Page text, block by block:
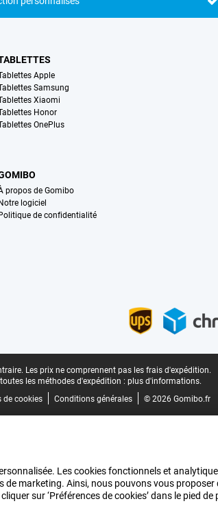
Apple
Samsung
Xiaomi
Honor
OnePlus
propos de Gomibo
Notre logiciel
Politique de confidentialité
Les prix ne comprennent pas les frais d'expédition.
les méthodes d'expédition : plus d'informations.
de cookies Conditions générales © 2026 Gomibo.fr
Les cookies fonctionnels et
marketing. Ainsi, nous pouvons vous
sur ‘Préférences de cookies’ dans le pied